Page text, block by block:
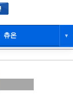
츄온 ▼